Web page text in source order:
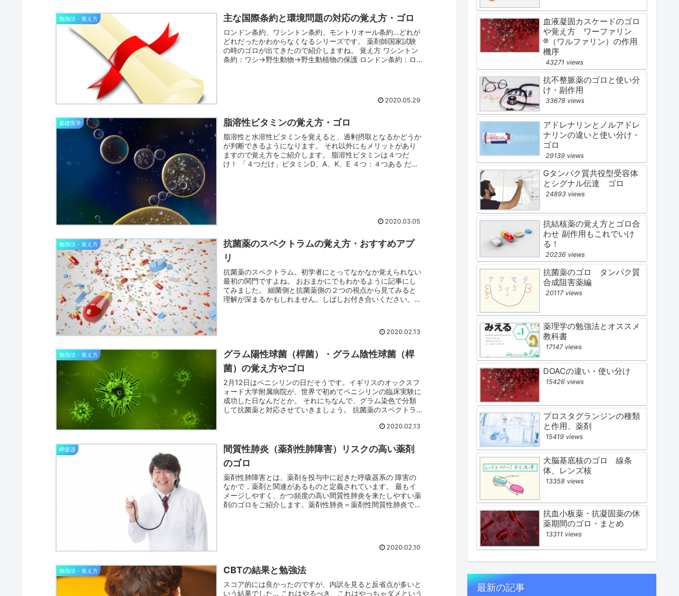
勉強法・覚え方 主な国際条約と環境問題の対応の覚え方・ゴロ
ロンドン条約、ワシントン条約、モントリオール条約…どれが
どれだったかわからなくなるシリーズです。 薬剤師国家試験
の時のゴロが出てきたので紹介しますね。 覚え方 ワシントン
条約：ワシ→野生動物→野生動植物の保護 ロンドン条約：ロ
2020.05.29
基礎医学 脂溶性ビタミンの覚え方・ゴロ
脂溶性と水溶性ビタミンを覚えると、過剰摂取となるかどうか
が判断できるようになります。 それ以外にもメリットがあり
ますので覚え方をご紹介します。 脂溶性ビタミンは４つだ
け！ 「４つだけ」ビタミンD、A、K、E ４つ：４つある だ
2020.03.05
勉強法・覚え方
抗菌薬のスペクトラムの覚え方・おすすめアプ
リ
抗菌薬のスペクトラム。初学者にとってなかなか覚えられない
最初の関門ですよね。 おおまかにでもわかるように記事にし
てみました。 細菌側と抗菌薬側の２つの視点から見てみると
理解が深まるかもしれません。しばしお付き合いください。
2020.02.13
勉強法・覚え方
グラム陽性球菌（桿菌）・グラム陰性球菌（桿
菌）の覚え方やゴロ
2月12日はペニシリンの日だそうです。イギリスのオックスフ
ォード大学附属病院が、世界で初めてペニシリンの臨床実験に
成功した日なんだとか。 それにちなんで、グラム染色で分類
して抗菌薬と対応させていきましょう。 抗菌薬のスペクトラ
2020.02.13
呼吸器
間質性肺炎（薬剤性肺障害）リスクの高い薬剤
のゴロ
薬剤性肺障害とは、薬剤を投与中に起きた呼吸器系の 障害の
なかで，薬剤と関連があるものと定義されています。 最もイ
メージしやすく、かつ頻度の高い間質性肺炎を来たしやすい薬
剤のゴロをご紹介します。薬剤性肺炎＝薬剤性間質性肺炎で
2020.02.10
勉強法・覚え方 CBTの結果と勉強法
スコア的には良かったのですが、内訳を見ると反省点が多いと
いう結果でした… これはやるべき、これはやっちゃダメという
血液凝固カスケードのゴロ
や覚え方 ワーファリン
®（ワルファリン）の作用
機序
43271 views
抗不整脈薬のゴロと使い分
け・副作用
33678 views
アドレナリンとノルアドレ
ナリンの違いと使い分け・
ゴロ
29139 views
Gタンパク質共役型受容体
とシグナル伝達 ゴロ
24893 views
抗結核薬の覚え方とゴロ合
わせ 副作用もこれでいけ
る！
20236 views
抗菌薬のゴロ タンパク質
合成阻害薬編
20117 views
薬理学の勉強法とオススメ
教科書
17147 views
DOACの違い・使い分け
15426 views
プロスタグランジンの種類
と作用、薬剤
15419 views
大脳基底核のゴロ 線条
体、レンズ核
13358 views
抗血小板薬・抗凝固薬の休
薬期間のゴロ・まとめ
13311 views
最新の記事